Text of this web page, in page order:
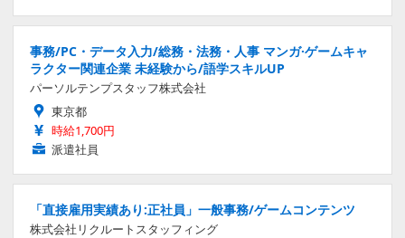
事務/PC・データ入力/総務・法務・人事 マンガ·ゲームキャ
ラクター関連企業 未経験から/語学スキルUP
パーソルテンプスタッフ株式会社
東京都
時給1,700円
派遣社員
「直接雇用実績あり:正社員」一般事務/ゲームコンテンツ
株式会社リクルートスタッフィング